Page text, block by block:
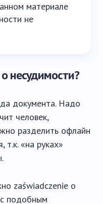
материале
не
несудимости?
документа. Надо
человек,
разделить офлайн
т.к. «на руках»
zaświadczenie o
подобным